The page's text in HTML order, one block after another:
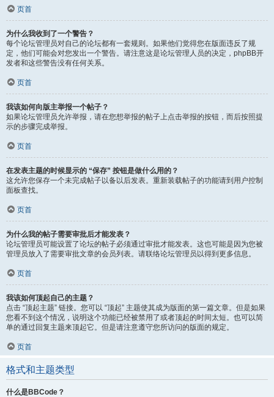
页首
为什么我收到了一个警告？
每个论坛管理员对自己的论坛都有一套规则。如果他们觉得您在版面违反了规
定，他们可能会对您发出一个警告。请注意这是论坛管理人员的决定，phpBB开
发者和这些警告没有任何关系。
页首
我该如何向版主举报一个帖子？
如果论坛管理员允许举报，请在您想举报的帖子上点击举报的按钮，而后按照提
示的步骤完成举报。
页首
在发表主题的时候显示的 “保存” 按钮是做什么用的？
这允许您保存一个未完成帖子以备以后发表。重新装载帖子的功能请到用户控制
面板查找。
页首
为什么我的帖子需要审批后才能发表？
论坛管理员可能设置了论坛的帖子必须通过审批才能发表。这也可能是因为您被
管理员放入了需要审批文章的会员列表。请联络论坛管理员以得到更多信息。
页首
我该如何顶起自己的主题？
点击 “顶起主题” 链接。您可以 “顶起” 主题使其成为版面的第一篇文章。但是如果
您看不到这个情况，说明这个功能已经被禁用了或者顶起的时间太短。也可以简
单的通过回复主题来顶起它。但是请注意遵守您所访问的版面的规定。
页首
格式和主题类型
什么是BBCode？